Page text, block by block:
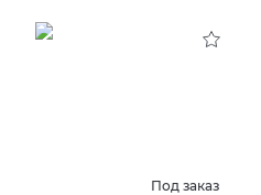
Под заказ